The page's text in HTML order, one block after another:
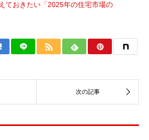
ておきたい「2025年の住宅市場の